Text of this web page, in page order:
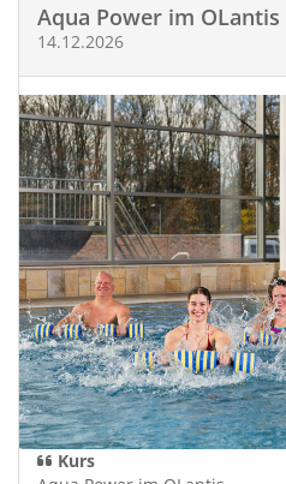
Aqua Power im OLantis
14.12.2026
Kurs